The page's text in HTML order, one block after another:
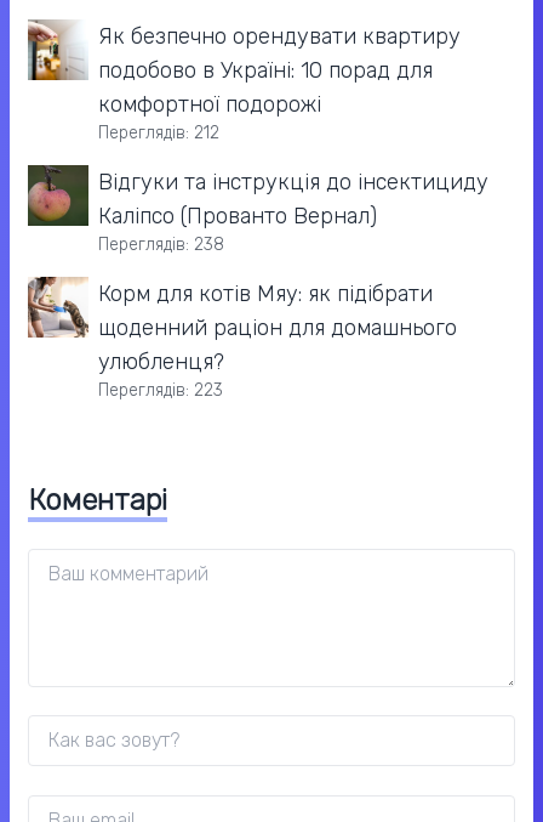
Як безпечно орендувати квартиру
подобово в Україні: 10 порад для
комфортної подорожі
Переглядів: 212
Відгуки та інструкція до інсектициду
Каліпсо (Прованто Вернал)
Переглядів: 238
Корм для котів Мяу: як підібрати
щоденний раціон для домашнього
улюбленця?
Переглядів: 223
Коментарі